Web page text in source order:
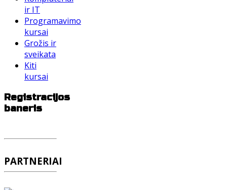
ir IT
Programavimo
kursai
Grožis ir
sveikata
Kiti
kursai
Registracijos
baneris
PARTNERIAI